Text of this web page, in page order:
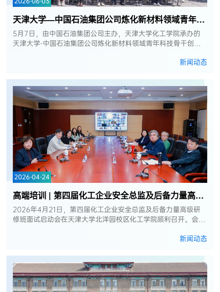
天津大学—中国石油集团公司炼化新材料领域青年科技骨干创新能力提升研修...
5月7日，由中国石油集团公司主办，天津大学化工学院承办的
天津大学-中国石油集团公司炼化新材料领域青年科技骨干创新
新闻动态
2026-04-24
高端培训 | 第四届化工企业安全总监及后备力量高级研修班面试启动会成功举...
2026年4月21日，第四届化工企业安全总监及后备力量高级研
修班面试启动会在天津大学北洋园校区化工学院顺利召开。会议
新闻动态